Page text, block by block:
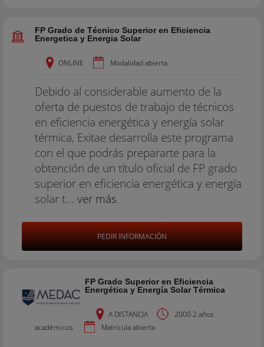
FP Grado de Técnico Superior en Eficiencia
Energetica y Energia Solar
ONLINE Modalidad abierta
Debido al considerable aumento de la
oferta de puestos de trabajo de técnicos
en eficiencia energética y energía solar
térmica, Exitae desarrolla este programa
con el que podrás prepararte para la
obtención de un título oficial de FP grado
superior en eficiencia energética y energía
solar t... ver más
PEDIR INFORMACIÓN
FP Grado Superior en Eficiencia
Energética y Energía Solar Térmica
A DISTANCIA
2000 2 años
académicos
Matrícula abierta